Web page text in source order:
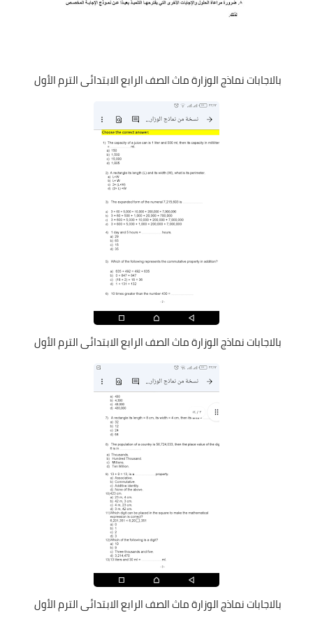
بالاجابات نماذج الوزارة ماث الصف الرابع الابتدائى الترم الأول
بالاجابات نماذج الوزارة ماث الصف الرابع الابتدائى الترم الأول
بالاجابات نماذج الوزارة ماث الصف الرابع الابتدائى الترم الأول